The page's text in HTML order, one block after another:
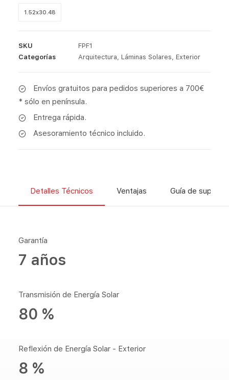
1.52x30.48
SKU
FPF1
Categorías
Arquitectura, Láminas Solares, Exterior
Envíos gratuitos para pedidos superiores a 700€
* sólo en península.
Entrega rápida.
Asesoramiento técnico incluido.
Detalles Técnicos Ventajas Guía de
Garantía
7 años
Transmisión de Energía Solar
80 %
Reflexión de Energía Solar - Exterior
8 %